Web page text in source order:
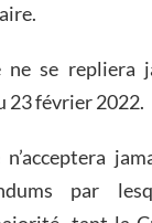
ne se repliera
23 février 2022.
par